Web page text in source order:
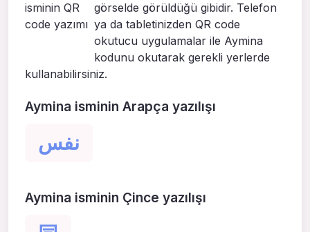
görselde görüldüğü gibidir. Telefon
ya da tabletinizden QR code
okutucu uygulamalar ile Aymina
kodunu okutarak gerekli yerlerde
kullanabilirsiniz.
Aymina isminin Arapça yazılışı
نفس
Aymina isminin Çince yazılışı